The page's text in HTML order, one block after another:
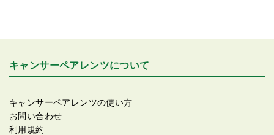
キャンサーペアレンツについて
キャンサーペアレンツの使い方
お問い合わせ
利用規約